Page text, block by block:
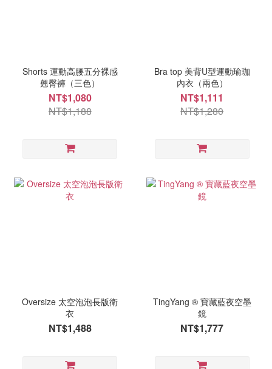
Shorts 運動高腰五分裸感
翹臀褲（三色）
NT$1,080
NT$1,188
Bra top 美背U型運動瑜珈
內衣（兩色）
NT$1,111
NT$1,280
Oversize 太空泡泡長版衛
衣
NT$1,488
TingYang ® 寶藏藍夜空墨
鏡
NT$1,777